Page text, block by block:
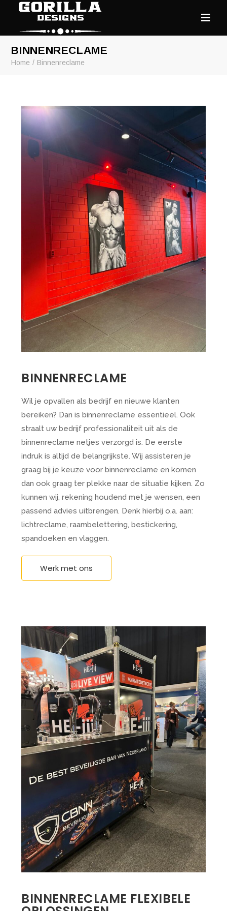
BINNENRECLAME
Home Binnenreclame
BINNENRECLAME
Wil je opvallen als bedrijf en nieuwe klanten
bereiken? Dan is binnenreclame essentieel. Ook
straalt uw bedrijf professionaliteit uit als de
binnenreclame netjes verzorgd is. De eerste
indruk is altijd de belangrijkste. Wij assisteren je
graag bij je keuze voor binnenreclame en komen
dan ook graag ter plekke naar de situatie kijken. Zo
kunnen wij, rekening houdend met je wensen, een
passend advies uitbrengen. Denk hierbij o.a. aan:
lichtreclame, raambelettering, bestickering,
spandoeken en vlaggen.
Werk met ons
BINNENRECLAME FLEXIBELE